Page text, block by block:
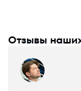
Отзывы